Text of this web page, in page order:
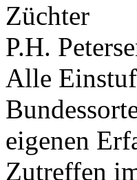
Züchter
P.H.
Alle
eigenen
Zutreffen